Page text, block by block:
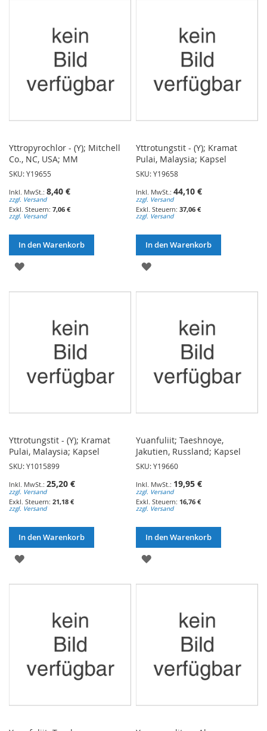
Yttropyrochlor - (Y); Mitchell
Co., NC, USA; MM
SKU: Y19655
8,40 €
zzgl. Versand
7,06 €
zzgl. Versand
In den Warenkorb
ZUR
Yttrotungstit - (Y); Kramat
Pulai, Malaysia; Kapsel
SKU: Y19658
44,10 €
zzgl. Versand
37,06 €
zzgl. Versand
In den Warenkorb
ZUR
Yttrotungstit - (Y); Kramat
Pulai, Malaysia; Kapsel
SKU: Y1015899
25,20 €
zzgl. Versand
21,18 €
zzgl. Versand
In den Warenkorb
ZUR
Yuanfuliit; Taeshnoye,
Jakutien, Russland; Kapsel
SKU: Y19660
19,95 €
zzgl. Versand
16,76 €
zzgl. Versand
In den Warenkorb
ZUR